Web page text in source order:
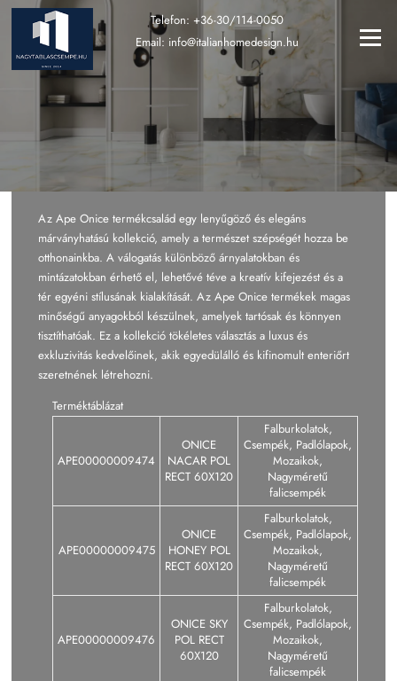
Ugrás
tartalomra
Menü
Telefon: +36-30/114-0050
Email: info@italianhomedesign.hu
Az Ape Onice termékcsalád egy lenyűgöző és elegáns
márványhatású kollekció, amely a természet szépségét hozza be
otthonainkba. A válogatás különböző árnyalatokban és
mintázatokban érhető el, lehetővé téve a kreatív kifejezést és a
tér egyéni stílusának kialakítását. Az Ape Onice termékek magas
minőségű anyagokból készülnek, amelyek tartósak és könnyen
tisztíthatóak. Ez a kollekció tökéletes választás a luxus és
exkluzivitás kedvelőinek, akik egyedülálló és kifinomult enteriőrt
szeretnének létrehozni.
Terméktáblázat
APE00000009474
ONICE
NACAR POL
RECT 60X120
Falburkolatok,
Csempék, Padlólapok,
Mozaikok,
Nagyméretű
falicsempék
APE00000009475
ONICE
HONEY POL
RECT 60X120
Falburkolatok,
Csempék, Padlólapok,
Mozaikok,
Nagyméretű
falicsempék
APE00000009476
ONICE SKY
POL RECT
60X120
Falburkolatok,
Csempék, Padlólapok,
Mozaikok,
Nagyméretű
falicsempék